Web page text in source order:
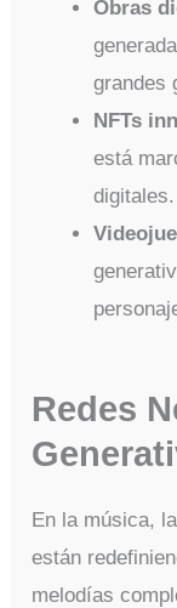
Obras
grandes
NFTs
está
digitales.
Redes
En la música,
están
melodías